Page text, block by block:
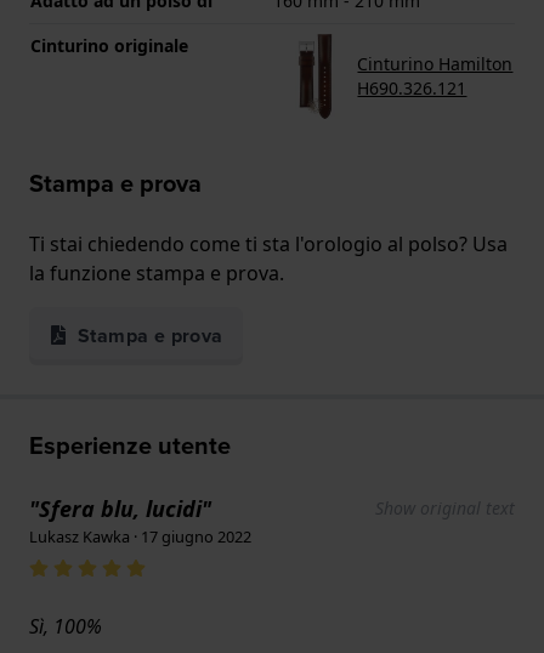
Cinturino originale
Cinturino Hamilton
H690.326.121
Stampa e prova
Ti stai chiedendo come ti sta l'orologio al polso? Usa
la funzione stampa e prova.
Stampa e prova
Esperienze utente
"Sfera blu, lucidi" Show original text
Lukasz Kawka · 17 giugno 2022
Sì, 100%